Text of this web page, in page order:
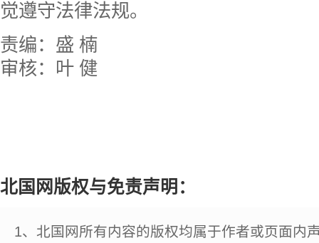
觉遵守法律法规。
责编：盛 楠
审核：叶 健
北国网版权与免责声明：
1、北国网所有内容的版权均属于作者或页面内